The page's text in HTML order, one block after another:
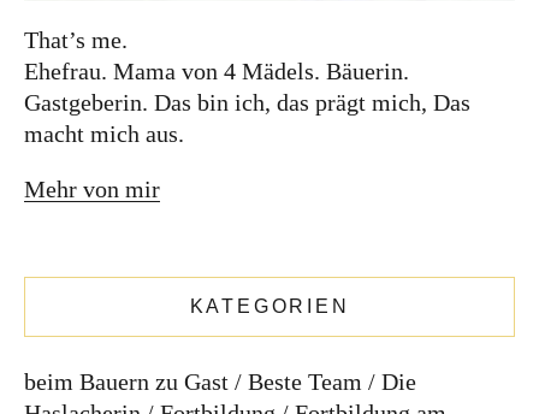
DIE KATHARINA
That’s me.
Ehefrau. Mama von 4 Mädels. Bäuerin.
Gastgeberin. Das bin ich, das prägt mich, Das
macht mich aus.
Mehr von mir
KATEGORIEN
beim Bauern zu Gast Beste Team
Die